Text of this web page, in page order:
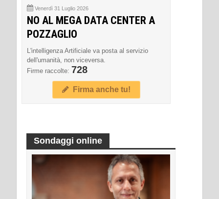
Venerdì 31 Luglio 2026
NO AL MEGA DATA CENTER A
POZZAGLIO
L'intelligenza Artificiale va posta al servizio
dell'umanità, non viceversa.
Firme raccolte: 728
Firma anche tu!
Sondaggi online